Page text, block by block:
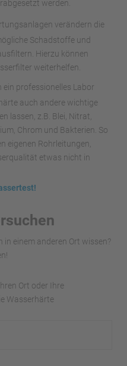
werden.
verändern die
Schadstoffe und
Hierzu können
weiterhelfen.
professionelles Labor
auch andere wichtige
lassen, z.B. Blei, Nitrat,
Chrom und Bakterien. So
eigenen Rohrleitungen,
etwas nicht in
in einem anderen Ort wissen?
Ort oder Ihre
Wasserhärte